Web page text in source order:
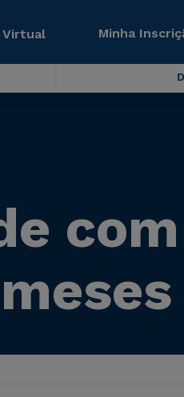
Virtual Minha
com